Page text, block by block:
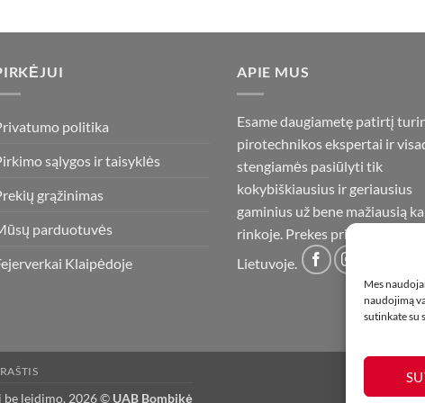
Mes
naudojimą
sutinkate su
politika
sąlygos ir taisyklės
grąžinimas
parduotuvės
Klaipėdoje
APIE MUS
Esame daugiametę patirtį
pirotechnikos ekspertai ir
stengiamės pasiūlyti tik
kokybiškiausius ir geriausius
gaminius už bene mažiausią
rinkoje. Prekes pristatome
Lietuvoje.
be leidimo. 2026 © UAB Bombikė